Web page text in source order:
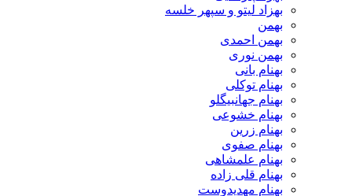
بهزاد لیتو و سپهر خلسه
بهمن
بهمن احمدی
بهمن نوری
بهنام بانی
بهنام توکلی
بهنام جهانبیگلو
بهنام خشوعی
بهنام زرین
بهنام صفوی
بهنام علمشاهی
بهنام قلی زاده
بهنام مهدیدوست